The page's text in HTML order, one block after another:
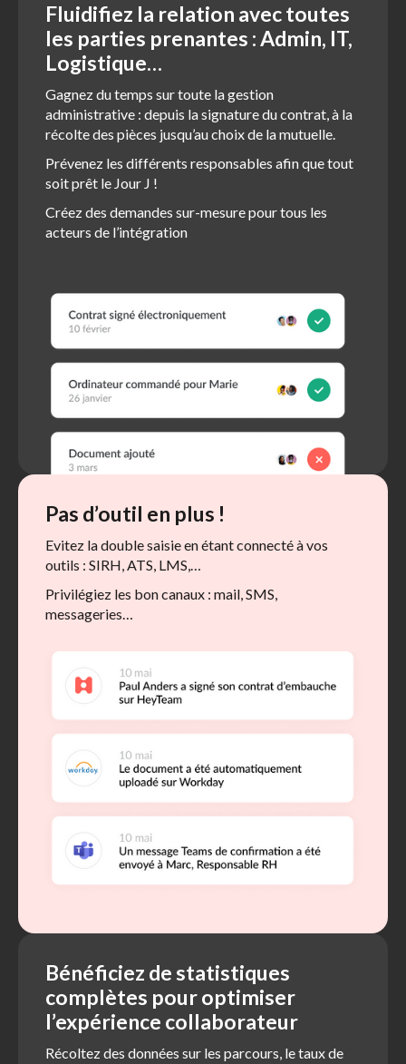
Fluidifiez la relation avec toutes
les parties prenantes : Admin, IT,
Logistique…
Gagnez du temps sur toute la gestion
administrative : depuis la signature du contrat, à la
récolte des pièces jusqu’au choix de la mutuelle.
Prévenez les différents responsables afin que tout
soit prêt le Jour J !
Créez des demandes sur-mesure pour tous les
acteurs de l’intégration
Pas d’outil en plus !
Evitez la double saisie en étant connecté à vos
outils : SIRH, ATS, LMS,…
Privilégiez les bon canaux : mail, SMS,
messageries…
Bénéficiez de statistiques
complètes pour optimiser
l’expérience collaborateur
Récoltez des données sur les parcours, le taux de